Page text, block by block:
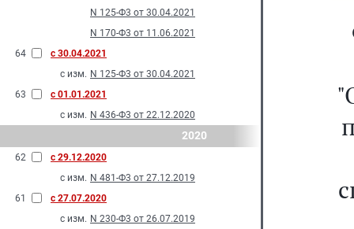
N 125-Ф3 от 30.04.2021
N 170-Ф3 от 11.06.2021
64
с 30.04.2021
с изм. N 125-Ф3 от 30.04.2021
63
с 01.01.2021
с изм. N 436-Ф3 от 22.12.2020
2020
62
с 29.12.2020
с изм. N 481-Ф3 от 27.12.2019
61
с 27.07.2020
с изм. N 230-Ф3 от 26.07.2019